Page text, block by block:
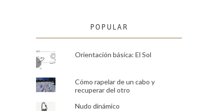
POPULAR
Orientación básica: El Sol
Cómo rapelar de un cabo y
recuperar del otro
Nudo dinámico